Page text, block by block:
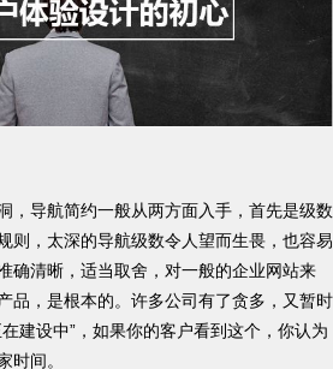
，导航简约一般从两方面入手，首先是级数
则，太深的导航级数令人望而生畏，也容易
确清晰，适当取舍，对一般的企业网站来
品，是根本的。许多公司有了贪多，又暂时
建设中”，如果你的客户看到这个，你认为
时间。